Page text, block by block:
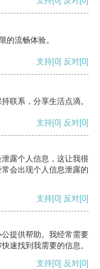
的流畅体验。
支持[0] 反对[0]
联系，分享生活点滴。
支持[0] 反对[0]
露个人信息，这让我很
会出现个人信息泄露的
支持[0] 反对[0]
提供帮助。我经常需要
速找到我需要的信息。
支持[0] 反对[0]